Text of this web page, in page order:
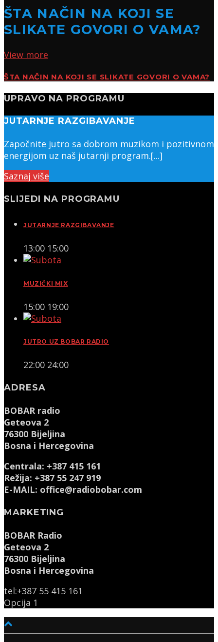
ŠTA NAČIN NA KOJI SE
SLIKATE GOVORI O VAMA?
View more
ŠTA NAČIN NA KOJI SE SLIKATE GOVORI O VAMA?
UPRAVO NA PROGRAMU
JUTARNJE RAZGIBAVANJE
Započnite jutro sa dobrom muzikom i pozitivnom
energijom uz naš jutarnji program.[...]
Saznaj više
SLIJEDI NA PROGRAMU
JUTARNJE RAZGIBAVANJE
13:00 15:00
MUZIČKI MIX
15:00 19:00
JUTRO UZ BOBAR RADIO
22:00 24:00
ADRESA
BOBAR radio
Geteova 2
76300 Bijeljina
Bosna i Hercegovina
Centrala: +387 415 161
Režija: +387 55 247 919
E-MAIL: office@radiobobar.com
MARKETING
BOBAR Radio
Geteova 2
76300 Bijeljina
Bosna i Hercegovina
tel:+387 55 415 161
Opcija 1